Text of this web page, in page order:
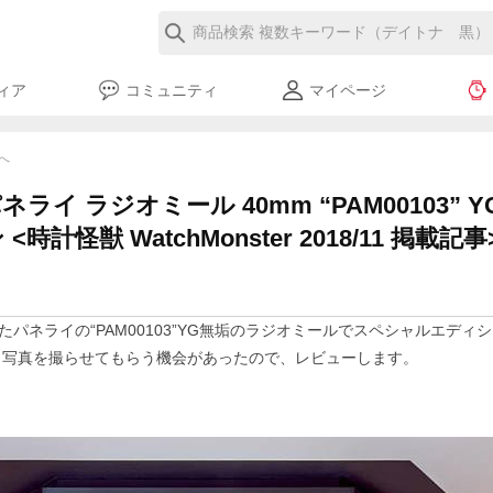
ア コミュニティ マイページ
ライ ラジオミール 40mm “PAM00103”
時計怪獣 WatchMonster 2018/11 掲載記事
パネライの“PAM00103”YG無垢のラジオミールでスペシャルエディ
真を撮らせてもらう機会があったので、レビューします。